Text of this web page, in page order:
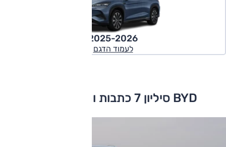
2025-2026
לעמוד הדגם
BYD סיליון 7 כתבות ומבחני דרכים